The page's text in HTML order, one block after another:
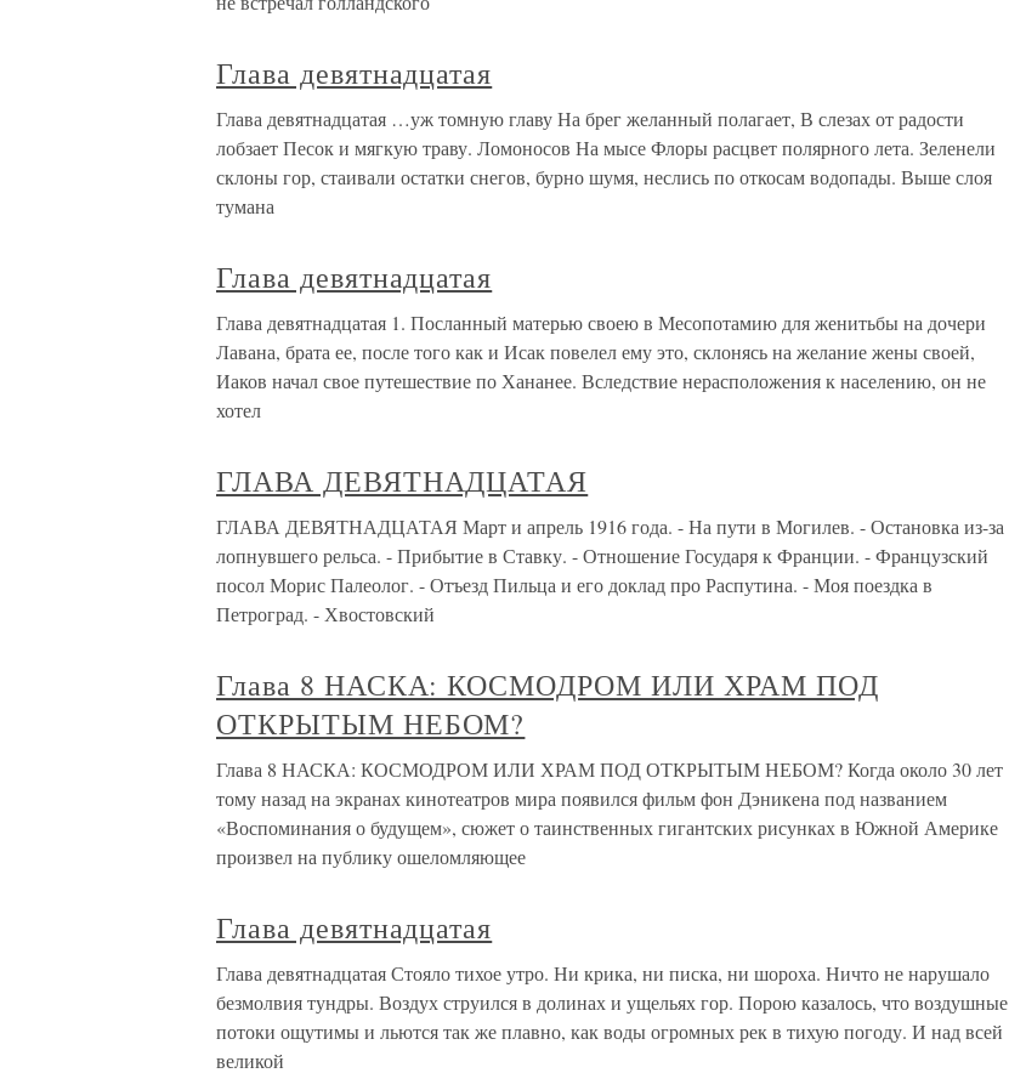
Глава девятнадцатая
Глава девятнадцатая …уж томную главу На брег желанный полагает, В слезах от радости
лобзает Песок и мягкую траву. Ломоносов На мысе Флоры расцвет полярного лета. Зеленели
склоны гор, стаивали остатки снегов, бурно шумя, неслись по откосам водопады. Выше слоя
тумана
Глава девятнадцатая
Глава девятнадцатая 1. Посланный матерью своею в Месопотамию для женитьбы на дочери
Лавана, брата ее, после того как и Исак повелел ему это, склонясь на желание жены своей,
Иаков начал свое путешествие по Хананее. Вследствие нерасположения к населению, он не
хотел
ГЛАВА ДЕВЯТНАДЦАТАЯ
ГЛАВА ДЕВЯТНАДЦАТАЯ Март и апрель 1916 года. - На пути в Могилев. - Остановка из-за
лопнувшего рельса. - Прибытие в Ставку. - Отношение Государя к Франции. - Французский
посол Морис Палеолог. - Отъезд Пильца и его доклад про Распутина. - Моя поездка в
Петроград. - Хвостовский
Глава 8 НАСКА: КОСМОДРОМ ИЛИ ХРАМ ПОД
ОТКРЫТЫМ НЕБОМ?
Глава 8 НАСКА: КОСМОДРОМ ИЛИ ХРАМ ПОД ОТКРЫТЫМ НЕБОМ? Когда около 30 лет
тому назад на экранах кинотеатров мира появился фильм фон Дэникена под названием
«Воспоминания о будущем», сюжет о таинственных гигантских рисунках в Южной Америке
произвел на публику ошеломляющее
Глава девятнадцатая
Глава девятнадцатая Стояло тихое утро. Ни крика, ни писка, ни шороха. Ничто не нарушало
безмолвия тундры. Воздух струился в долинах и ущельях гор. Порою казалось, что воздушные
потоки ощутимы и льются так же плавно, как воды огромных рек в тихую погоду. И над всей
великой